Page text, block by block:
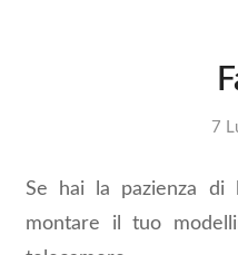
7
Se hai la pazienza di
montare il tuo